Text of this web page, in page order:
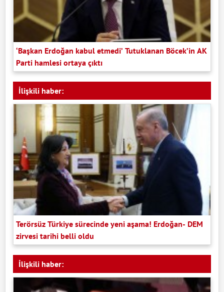
‘Başkan Erdoğan kabul etmedi’ Tutuklanan Böcek’in AK
Parti hamlesi ortaya çıktı
İlişkili haber:
Terörsüz Türkiye sürecinde yeni aşama! Erdoğan- DEM
zirvesi tarihi belli oldu
İlişkili haber: